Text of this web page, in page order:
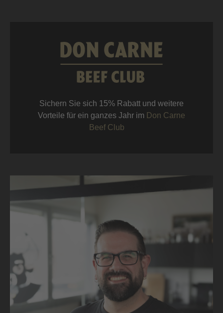
Sichern Sie sich 15% Rabatt und weitere
Vorteile für ein ganzes Jahr im Don Carne
Beef Club